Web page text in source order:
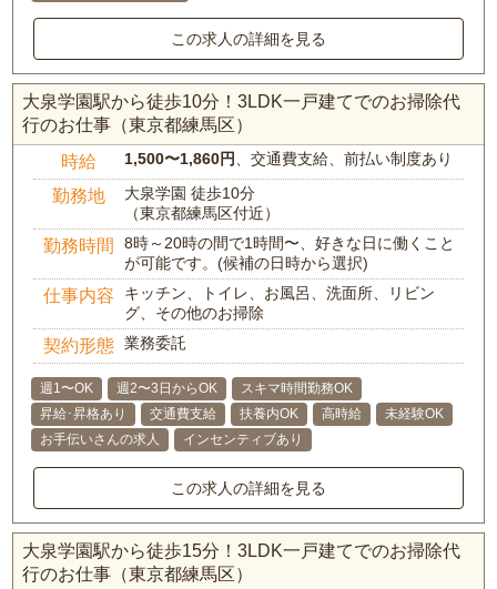
この求人の詳細を見る
大泉学園駅から徒歩10分！3LDK一戸建てでのお掃除代
行のお仕事（東京都練馬区）
時給 1,500〜1,860円、交通費支給、前払い制度あり
勤務地
大泉学園 徒歩10分
（東京都練馬区付近）
勤務時間
8時～20時の間で1時間〜、好きな日に働くこと
が可能です。(候補の日時から選択)
仕事内容
キッチン、トイレ、お風呂、洗面所、リビン
グ、その他のお掃除
契約形態 業務委託
週1〜OK 週2〜3日からOK
スキマ時間勤務OK
昇給･昇格あり
交通費支給 扶養内OK 高時給
未経験OK
お手伝いさんの求人
インセンティブあり
この求人の詳細を見る
大泉学園駅から徒歩15分！3LDK一戸建てでのお掃除代
行のお仕事（東京都練馬区）